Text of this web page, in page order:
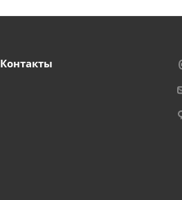
Контакты